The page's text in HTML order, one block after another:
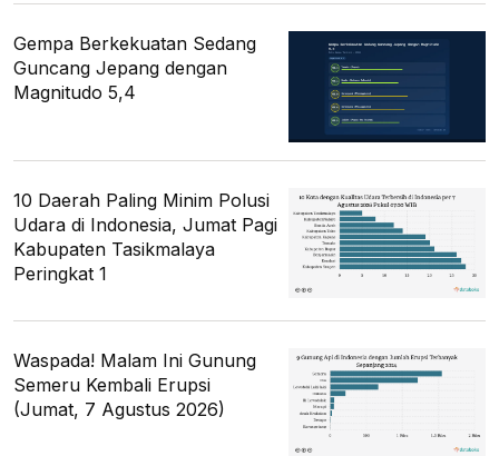
Gempa Berkekuatan Sedang
Guncang Jepang dengan
Magnitudo 5,4
10 Daerah Paling Minim Polusi
Udara di Indonesia, Jumat Pagi
Kabupaten Tasikmalaya
Peringkat 1
Waspada! Malam Ini Gunung
Semeru Kembali Erupsi
(Jumat, 7 Agustus 2026)